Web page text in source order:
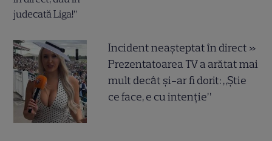
Incident neașteptat în direct »
Prezentatoarea TV a arătat mai
mult decât și-ar fi dorit: „Știe
ce face, e cu intenție”